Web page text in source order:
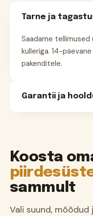
Tarne ja
Saadame
kulleriga. 14-
pakenditele.
Garantii ja
→
Koosta
sammult
Vali suund,